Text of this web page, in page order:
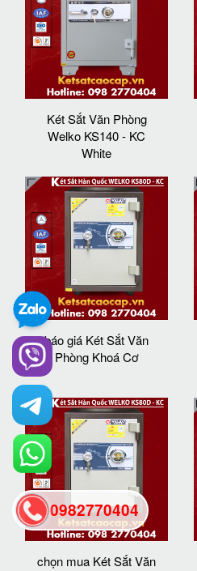
Két Sắt Văn Phòng
Welko KS140 - KC
White
báo giá Két Sắt Văn
Phòng Khoá Cơ
chọn mua Két Sắt Văn
0982770404